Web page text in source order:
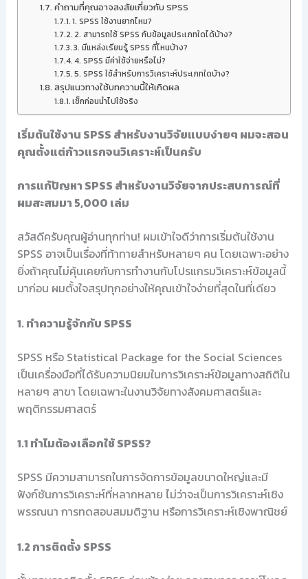
คำถามที่คุณอาจสงสัยเกี่ยวกับ SPSS
1. SPSS ใช้งานยากไหม?
2. สามารถใช้ SPSS กับข้อมูลประเภทใดได้บ้าง?
3. มีแหล่งเรียนรู้ SPSS ที่ไหนบ้าง?
4. SPSS มีค่าใช้จ่ายหรือไม่?
5. SPSS ใช้สำหรับการวิเคราะห์ประเภทใดบ้าง?
สรุปแนวทางใช้บทความนี้ให้เกิดผล
เช็กก่อนนำไปใช้จริง
เริ่มต้นใช้งาน SPSS สำหรับงานวิจัยแบบง่ายๆ ผมจะสอน
คุณตั้งแต่ก้าวแรกจนวิเคราะห์เป็นครับ
การแก้ปัญหา SPSS สำหรับงานวิจัยจากประสบการณ์ที่
ผมสะสมมา 5,000 เล่ม
สวัสดีครับคุณผู้อ่านทุกท่าน! ผมเข้าใจดีว่าการเริ่มต้นใช้งาน
SPSS อาจเป็นเรื่องที่ท้าทายสำหรับหลายๆ คน โดยเฉพาะอย่าง
ยิ่งถ้าคุณไม่คุ้นเคยกับการทำงานกับโปรแกรมวิเคราะห์ข้อมูลนี้
มาก่อน ผมตั้งใจสรุปทุกอย่างให้คุณเข้าใจง่ายที่สุดในที่เดียว
1. ทำความรู้จักกับ SPSS
SPSS หรือ Statistical Package for the Social Sciences
เป็นเครื่องมือที่ได้รับความนิยมในการวิเคราะห์ข้อมูลทางสถิติใน
หลายๆ สาขา โดยเฉพาะในงานวิจัยทางสังคมศาสตร์และ
พฤติกรรมศาสตร์
1.1 ทำไมต้องเลือกใช้ SPSS?
SPSS มีความสามารถในการจัดการข้อมูลขนาดใหญ่และมี
ฟังก์ชันการวิเคราะห์ที่หลากหลาย ไม่ว่าจะเป็นการวิเคราะห์เชิง
พรรณนา การทดสอบสมมติฐาน หรือการวิเคราะห์เชิงพาณิชย์
1.2 การติดตั้ง SPSS